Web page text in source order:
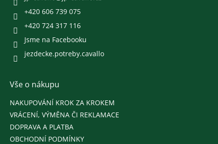
+420 606 739 075
+420 724 317 116
Jsme na Facebooku
jezdecke.potreby.cavallo
Vše o nákupu
NAKUPOVÁNÍ KROK ZA KROKEM
VRÁCENÍ, VÝMĚNA ČI REKLAMACE
DOPRAVA A PLATBA
OBCHODNÍ PODMÍNKY